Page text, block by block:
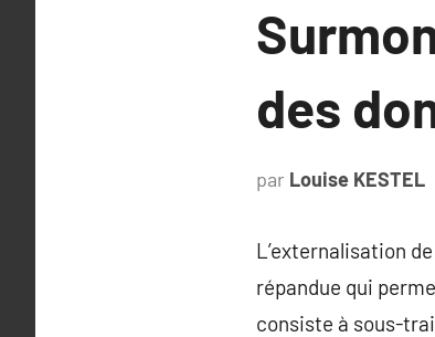
des
par Louise KESTEL
L’externalisation
répandue qui
consiste à sous-